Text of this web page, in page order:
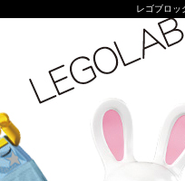
レゴブロ